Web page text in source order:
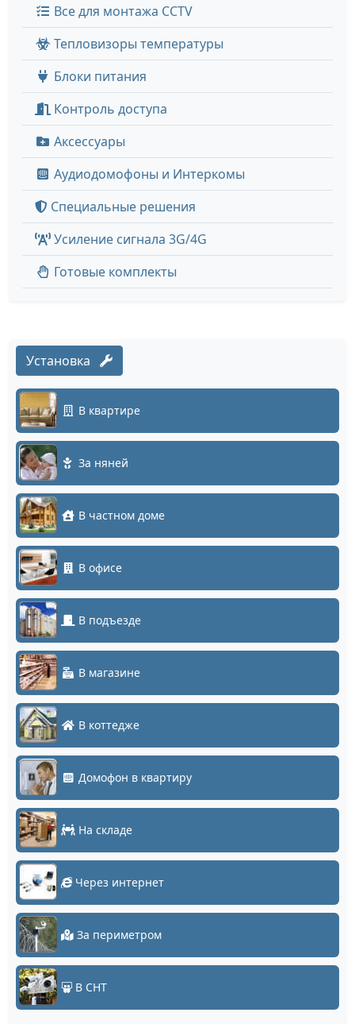
Все для монтажа CCTV
Тепловизоры температуры
Блоки питания
Контроль доступа
Аксессуары
Аудиодомофоны и Интеркомы
Специальные решения
Усиление сигнала 3G/4G
Готовые комплекты
Установка
В квартире
За няней
В частном доме
В офисе
В подъезде
В магазине
В коттедже
Домофон в квартиру
На складе
Через интернет
За периметром
В СНТ